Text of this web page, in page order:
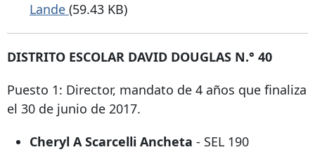
Lande (59.43 KB)
DISTRITO ESCOLAR DAVID DOUGLAS N.° 40
Puesto 1: Director, mandato de 4 años que finaliza
el 30 de junio de 2017.
Cheryl A Scarcelli Ancheta - SEL 190